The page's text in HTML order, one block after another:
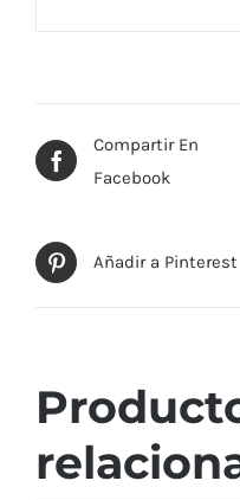
Compartir En
Facebook
Añadir a Pinterest